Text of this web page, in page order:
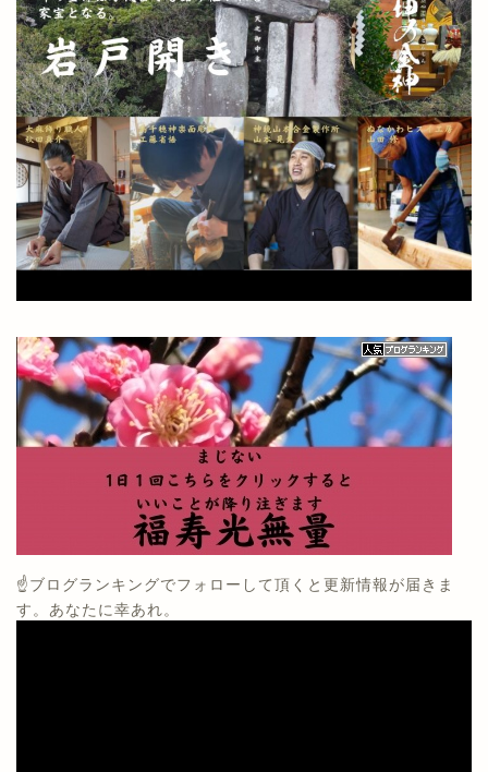
☝️ブログランキングでフォローして頂くと更新情報が届きま
す。あなたに幸あれ。